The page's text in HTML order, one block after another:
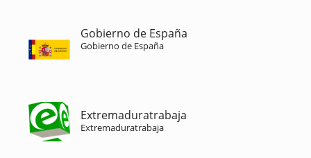
Gobierno de España
Gobierno de España
Extremaduratrabaja
Extremaduratrabaja